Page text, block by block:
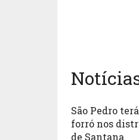
São Pedro
forró nos
de Santana